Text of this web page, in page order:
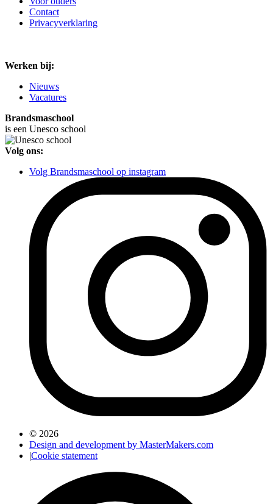
Contact
Privacyverklaring
Werken bij:
Nieuws
Vacatures
Brandsmaschool
is een Unesco school
Volg ons:
Volg Brandsmaschool op instagram
© 2026
Design and development by MasterMakers.com
|Cookie statement